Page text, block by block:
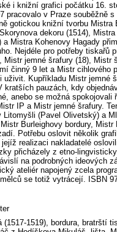
i knižní grafici počátku 16.
pracovalo v Praze souběžně
gotickou knižní tvorbu
dekoru (1514),
a Mistra Kohenovy Hagady
Nejdéle pro potřeby
Mistr jemné šrafury (18),
činný 9 let a Mistr
uživit. Kupříkladu Mistr jemné
kratších pauzách, kdy
anebo se možná
IP a Mistr jemné šrafury.
Litomyšli (Pavel Olivetský) a
Burleighovy bordury,
Potřebu oslovit několik
realizaci nakladatelé
přicházely z etno-
na podrobných ideových
ateliér napojený zcela
se totiž vytrácejí. ISBN
(1517-1519), bordura, bratrští